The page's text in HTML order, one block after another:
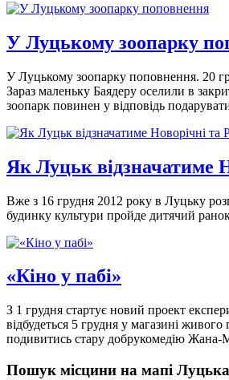
У Луцькому зоопарку
У Луцькому зоопарку поповнення. 20
Зараз маленьку Баядеру оселили в
зоопарк повинен у відповідь
Як Луцьк відзначатиме
Вже з 16 грудня 2012 року в Луцьку
будинку культури пройде дитячий
«Кіно у пабі»
З 1 грудня стартує новий проект
відбудеться 5 грудня у магазині
подивитись стару добрукомедію
Пошук місцини на мапі Луцька